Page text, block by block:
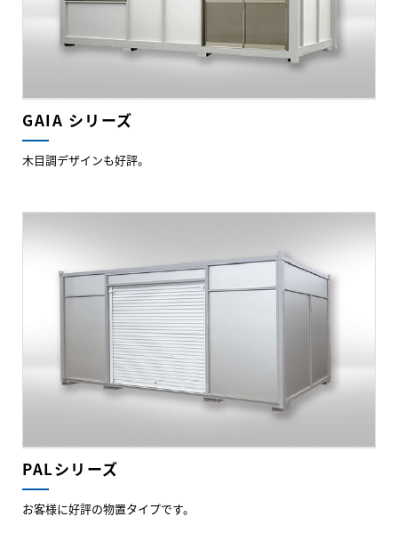
GAIA シリーズ
木目調デザインも好評。
PALシリーズ
お客様に好評の物置タイプです。